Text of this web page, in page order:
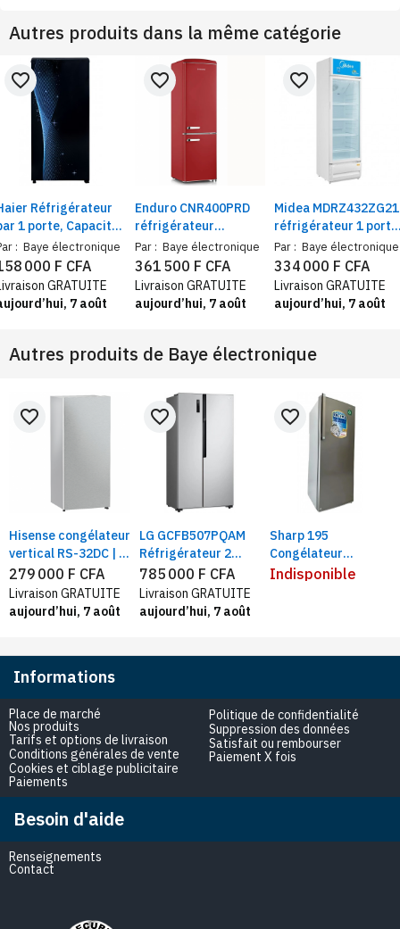
Autres produits dans la même catégorie
Réfrigérateur
1 porte, Capacité
Litres, R600a
: Baye électronique
favorite_border
000 F CFA
GRATUITE
7 août
Enduro CNR400PRD
réfrigérateur
combine 3 tiroirs 400
L rouge – Frigo et
congélateur grande
capacité et économie
d’énergie A+
Par : Baye électronique
favorite_border
361 500 F CFA
Livraison GRATUITE
aujourd’hui, 7 août
Midea MDRZ432ZG21
réfrigérateur 1 porte
vitrine 211L | Frigo
vitrine commerce
classe B
Par : Baye électronique
favorite_border
334 000 F CFA
Livraison GRATUITE
aujourd’hui, 7 août
Autres produits de Baye électronique
Hisense congélateur
vertical RS-32DC | 7
tiroirs 242 litres
defrost, silver
favorite_border
279 000 F CFA
Livraison GRATUITE
aujourd’hui, 7 août
LG GCFB507PQAM
Réfrigérateur 2
portess côte à côte
519L, Smart inverter
Gris
favorite_border
785 000 F CFA
Livraison GRATUITE
aujourd’hui, 7 août
Sharp 195
Congélateur
Vertical 8Tiroirs |
favorite_border
Indisponible
Informations
Place de marché
Nos produits
Tarifs et options de livraison
Conditions générales de vente
Cookies et ciblage publicitaire
Paiements
Politique de confidentialité
Suppression des données
Satisfait ou rembourser
Paiement X fois
Besoin d'aide
Renseignements
Contact